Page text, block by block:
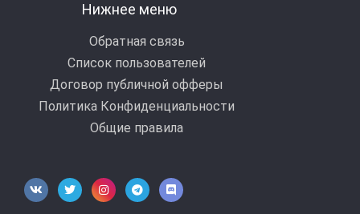
Нижнее меню
Обратная связь
Список пользователей
Договор публичной офферы
Политика Конфиденциальности
Общие правила